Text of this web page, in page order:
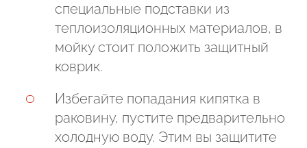
специальные подставки из
теплоизоляционных материалов, в
мойку стоит положить защитный
коврик.
Избегайте попадания кипятка в
раковину, пустите предварительно
холодную воду. Этим вы защитите